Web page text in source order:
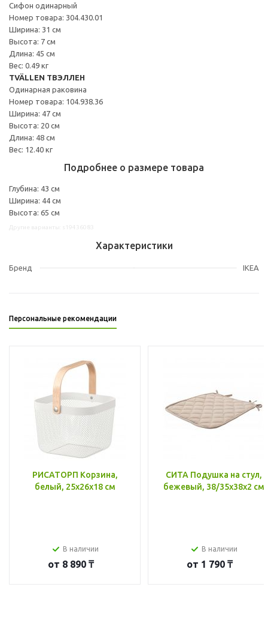
Сифон одинарный
Номер товара: 304.430.01
Ширина: 31 см
Высота: 7 см
Длина: 45 см
Вес: 0.49 кг
TVÄLLEN ТВЭЛЛЕН
Одинарная раковина
Номер товара: 104.938.36
Ширина: 47 см
Высота: 20 см
Длина: 48 см
Вес: 12.40 кг
Подробнее о размере товара
Глубина: 43 см
Ширина: 44 см
Высота: 65 см
Характеристики
Бренд IKEA
Персональные рекомендации
РИСАТОРП Корзина,
белый, 25x26x18 см
В наличии
от 8 890 ₸
СИТА Подушка на стул,
бежевый, 38/35x38x2 см
В наличии
от 1 790 ₸